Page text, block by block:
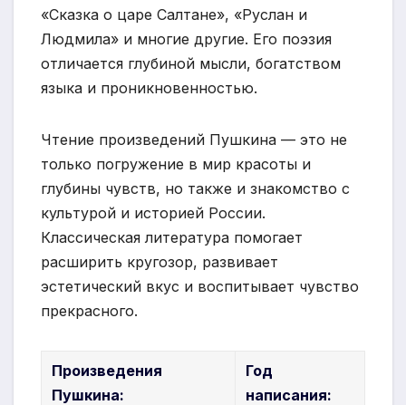
«Сказка о царе Салтане», «Руслан и
Людмила» и многие другие. Его поэзия
отличается глубиной мысли, богатством
языка и проникновенностью.
Чтение произведений Пушкина — это не
только погружение в мир красоты и
глубины чувств, но также и знакомство с
культурой и историей России.
Классическая литература помогает
расширить кругозор, развивает
эстетический вкус и воспитывает чувство
прекрасного.
Произведения
Пушкина:
Год
написания: